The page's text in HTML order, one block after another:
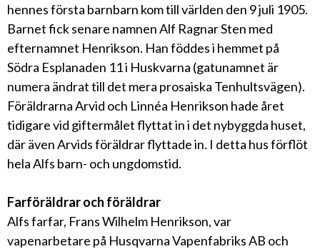
hennes första barnbarn kom till världen den 9 juli 1905.
Barnet fick senare namnen Alf Ragnar Sten med
efternamnet Henrikson. Han föddes i hemmet på
Södra Esplanaden 11 i Huskvarna (gatunamnet är
numera ändrat till det mera prosaiska Tenhultsvägen).
Föräldrarna Arvid och Linnéa Henrikson hade året
tidigare vid giftermålet flyttat in i det nybyggda huset,
där även Arvids föräldrar flyttade in. I detta hus förflöt
hela Alfs barn- och ungdomstid.
Farföräldrar och föräldrar
Alfs farfar, Frans Wilhelm Henrikson, var
vapenarbetare på Husqvarna Vapenfabriks AB och